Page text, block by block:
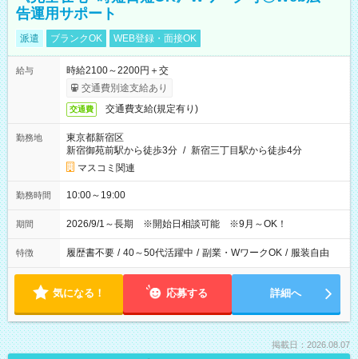
告運用サポート
派遣 ブランクOK WEB登録・面接OK
給与
時給2100～2200円＋交
交通費別途支給あり
交通費 交通費支給(規定有り)
勤務地
東京都新宿区
新宿御苑前駅から徒歩3分 / 新宿三丁目駅から徒歩4分
マスコミ関連
勤務時間 10:00～19:00
期間 2026/9/1～長期 ※開始日相談可能 ※9月～OK！
特徴 履歴書不要 / 40～50代活躍中 / 副業・WワークOK / 服装自由
気になる！ 応募する 詳細へ
掲載日：2026.08.07